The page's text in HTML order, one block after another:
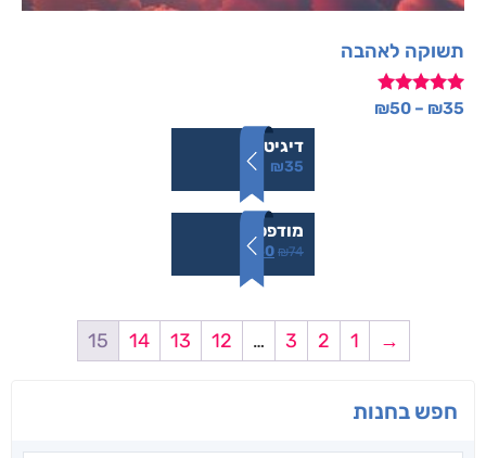
חפש בחנות
תשוקה לאהבה
דורג₪35
–
₪50
דיגיטלי
₪35
מודפס
₪74
₪50
→
1
2
3
…
12
13
14
15